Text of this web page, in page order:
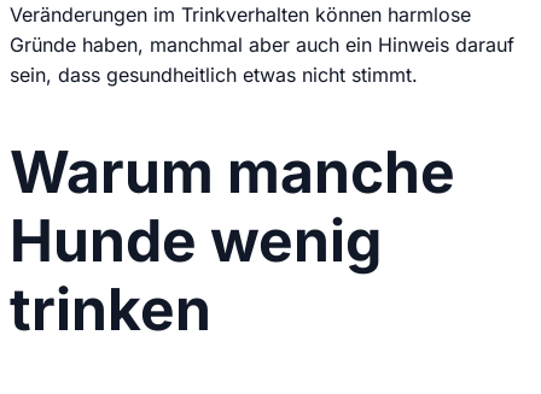
Veränderungen im Trinkverhalten können harmlose
Gründe haben, manchmal aber auch ein Hinweis darauf
sein, dass gesundheitlich etwas nicht stimmt.
Warum manche
Hunde wenig
trinken